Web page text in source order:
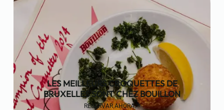
LES MEILLEURS CROQUETTES DE
BRUXELLES SONT CHEZ BOUILLON
RESERVAR AHORA